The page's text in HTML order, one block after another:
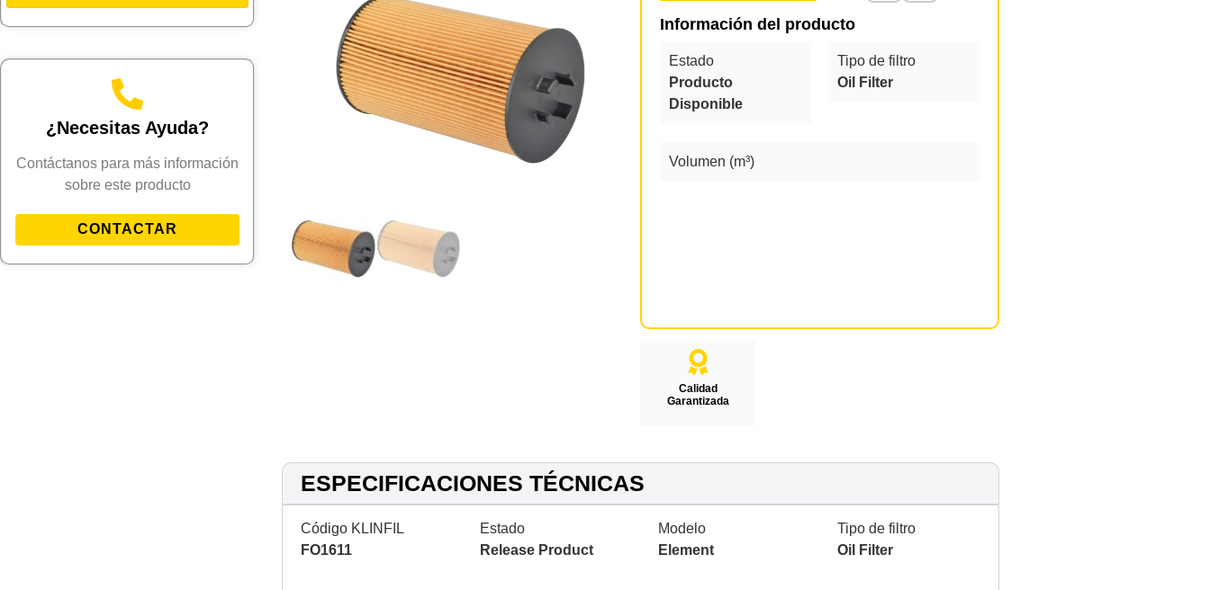
¿Necesitas Ayuda?
Contáctanos para más información
sobre este producto
CONTACTAR
Información del producto
Estado
Producto
Disponible
Tipo de filtro
Oil Filter
Volumen (m³)
Calidad
Garantizada
ESPECIFICACIONES TÉCNICAS
Código KLINFIL
FO1611
Estado
Release Product
Modelo
Element
Tipo de filtro
Oil Filter